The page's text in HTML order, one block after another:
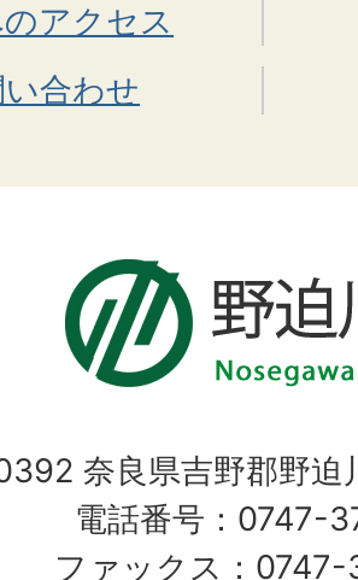
アクセス
合わせ
奈良県吉野郡野迫
電話番号：0747-
ファックス：